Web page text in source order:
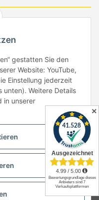
Design & Motivpapier -
✕
gestatten Sie den
Website: YouTube,
Einstellung jederzeit
Weitere Details
in unserer